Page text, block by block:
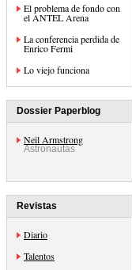
El problema de fondo con
el ANTEL Arena
La conferencia perdida de
Enrico Fermi
Lo viejo funciona
Dossier Paperblog
Neil Armstrong
Astronautas
Revistas
Diario
Talentos